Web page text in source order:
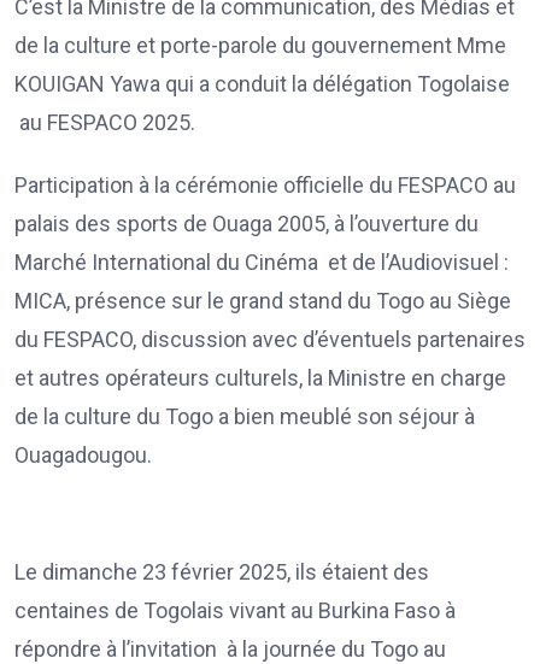
C’est la Ministre de la communication, des Médias et
de la culture et porte-parole du gouvernement Mme
KOUIGAN Yawa qui a conduit la délégation Togolaise
au FESPACO 2025.
Participation à la cérémonie officielle du FESPACO au
palais des sports de Ouaga 2005, à l’ouverture du
Marché International du Cinéma et de l’Audiovisuel :
MICA, présence sur le grand stand du Togo au Siège
du FESPACO, discussion avec d’éventuels partenaires
et autres opérateurs culturels, la Ministre en charge
de la culture du Togo a bien meublé son séjour à
Ouagadougou.
Le dimanche 23 février 2025, ils étaient des
centaines de Togolais vivant au Burkina Faso à
répondre à l’invitation à la journée du Togo au